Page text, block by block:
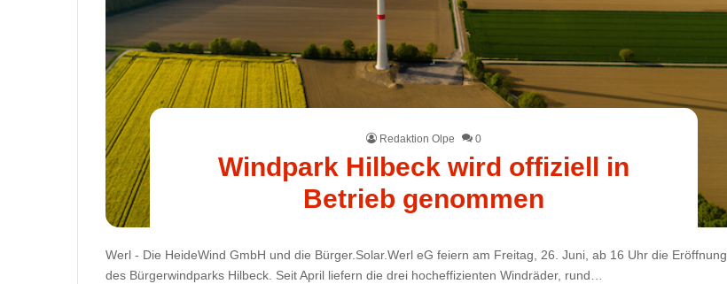
Redaktion Olpe 0
Windpark Hilbeck wird offiziell in
Betrieb genommen
Werl - Die HeideWind GmbH und die Bürger.Solar.Werl eG feiern am Freitag, 26. Juni, ab 16 Uhr die Eröffnung
des Bürgerwindparks Hilbeck. Seit April liefern die drei hocheffizienten Windräder, rund…